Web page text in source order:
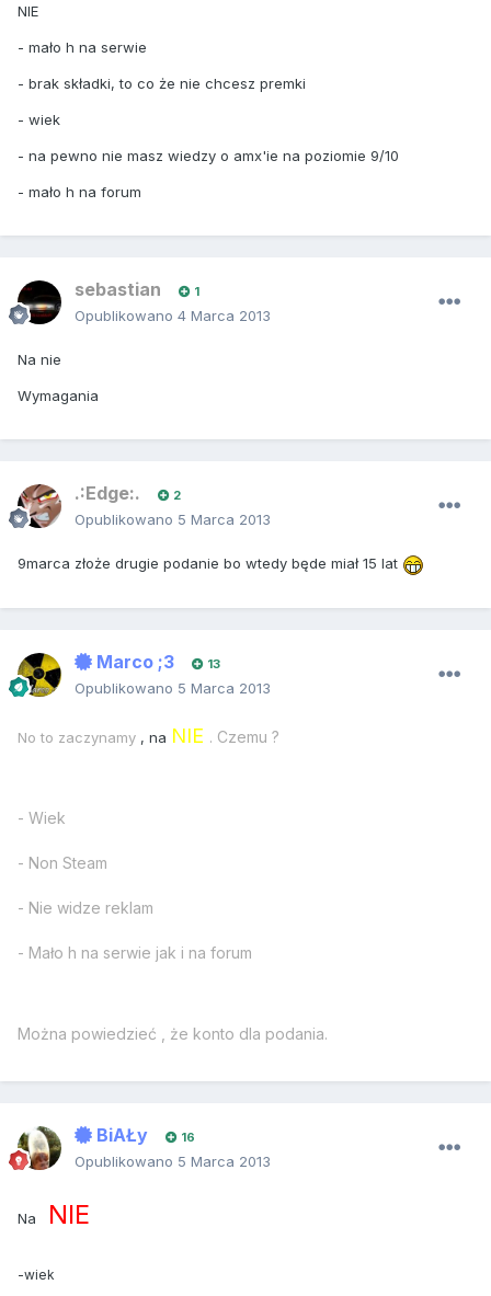
NIE
- mało h na serwie
- brak składki, to co że nie chcesz premki
- wiek
- na pewno nie masz wiedzy o amx'ie na poziomie 9/10
- mało h na forum
sebastian 1
Opublikowano 4 Marca 2013
Na nie
Wymagania
.:Edge:. 2
Opublikowano 5 Marca 2013
9marca złoże drugie podanie bo wtedy będe miał 15 lat
Marco ;3 13
Opublikowano 5 Marca 2013
No to zaczynamy , na NIE . Czemu ?
- Wiek
- Non Steam
- Nie widze reklam
- Mało h na serwie jak i na forum
Można powiedzieć , że konto dla podania.
BiAŁy 16
Opublikowano 5 Marca 2013
Na NIE
-wiek